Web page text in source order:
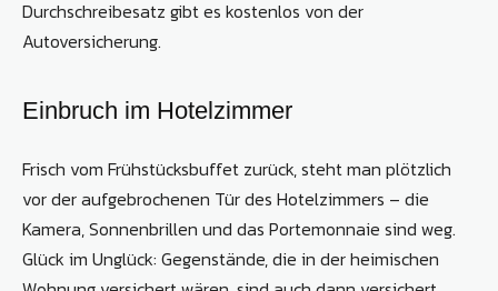
Durchschreibesatz gibt es kostenlos von der
Autoversicherung.
Einbruch im Hotelzimmer
Frisch vom Frühstücksbuffet zurück, steht man plötzlich
vor der aufgebrochenen Tür des Hotelzimmers – die
Kamera, Sonnenbrillen und das Portemonnaie sind weg.
Glück im Unglück: Gegenstände, die in der heimischen